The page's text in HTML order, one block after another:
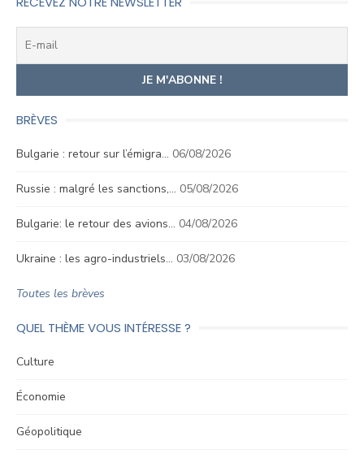
BRÈVES
Bulgarie : retour sur l’émigra… 06/08/2026
Russie : malgré les sanctions,… 05/08/2026
Bulgarie: le retour des avions… 04/08/2026
Ukraine : les agro-industriels… 03/08/2026
Toutes les brèves
QUEL THÈME VOUS INTÉRESSE ?
Culture
Économie
Géopolitique